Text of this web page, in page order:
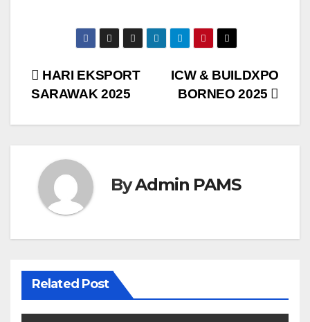
Post
ICW & BUILDXPO
BORNEO 2025
HARI EKSPORT
SARAWAK 2025
ByAdmin PAMS
Related Post